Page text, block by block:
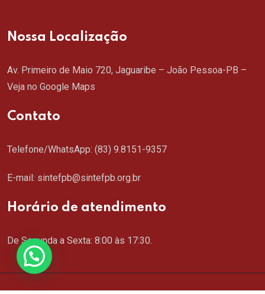
Nossa Localização
Av. Primeiro de Maio 720, Jaguaribe – João Pessoa-PB –
Veja no Google Maps
Contato
Telefone/WhatsApp: (83) 9.8151-9357
E-mail: sintefpb@sintefpb.org.br
Horário de atendimento
De Segunda a Sexta: 8:00 às 17:30.